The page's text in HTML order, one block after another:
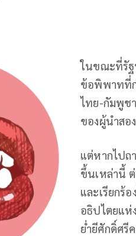
ในขณะที่รัฐ
ข้อพิพาทที่ก
ไทย-กัมพูช
ของผู้นำสอ
แต่หากไป
ขึ้นเหล่านี้
และเรียกร้อ
อธิปไตยแห่
ย่ำยีศักดิ์ศรี